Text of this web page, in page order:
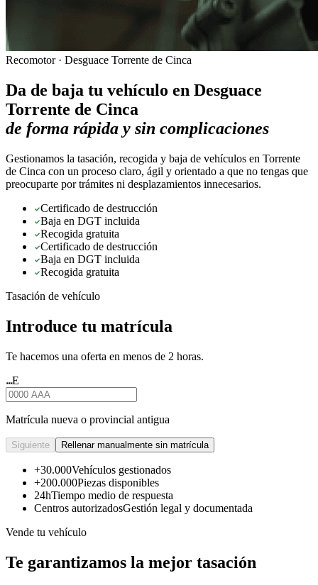
Recomotor · Desguace Torrente de Cinca
Da de baja tu vehículo en Desguace
Torrente de Cinca
de forma rápida y sin complicaciones
Gestionamos la tasación, recogida y baja de vehículos en Torrente
de Cinca con un proceso claro, ágil y orientado a que no tengas que
preocuparte por trámites ni desplazamientos innecesarios.
Certificado de destrucción
Baja en DGT incluida
Recogida gratuita
Certificado de destrucción
Baja en DGT incluida
Recogida gratuita
Tasación de vehículo
Introduce tu matrícula
Te hacemos una oferta en menos de 2 horas.
★★★E
Matrícula nueva o provincial antigua
Siguiente Rellenar manualmente sin matrícula
+30.000Vehículos gestionados
+200.000Piezas disponibles
24hTiempo medio de respuesta
Centros autorizadosGestión legal y documentada
Vende tu vehículo
Te garantizamos la mejor tasación